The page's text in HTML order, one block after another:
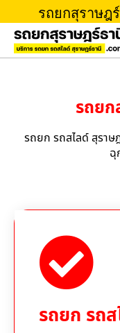
รถยกสุราษฎ
รถยก
รถยก รถสไลด์ สุราษ
ฉุ
รถยก รถ